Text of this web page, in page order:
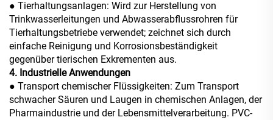
● Tierhaltungsanlagen: Wird zur Herstellung von
Trinkwasserleitungen und Abwasserabflussrohren für
Tierhaltungsbetriebe verwendet; zeichnet sich durch
einfache Reinigung und Korrosionsbeständigkeit
gegenüber tierischen Exkrementen aus.
4. Industrielle Anwendungen
● Transport chemischer Flüssigkeiten: Zum Transport
schwacher Säuren und Laugen in chemischen Anlagen, der
Pharmaindustrie und der Lebensmittelverarbeitung. PVC-